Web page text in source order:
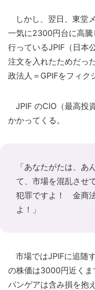
しかし、翌日、東堂
一気に2300円台に高
行っているJPIF（日本
注文を入れたためだっ
政法人＝GPIFをフィク
JPIF のCIO（最高投
かかってくる。
「あなたがたは、あ
て、市場を混乱させ
犯罪ですよ！ 金商
よ！」
市場ではJPIFに追随
の株価は3000円近く
パンゲアは含み損を抱え